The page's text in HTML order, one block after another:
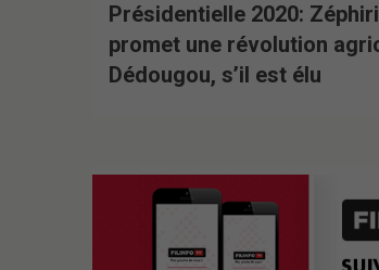
Présidentielle 2020:
promet une révolution
Dédougou, s’il est élu